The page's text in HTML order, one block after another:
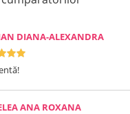
DIANA-ALEXANDRA
ANA ROXANA